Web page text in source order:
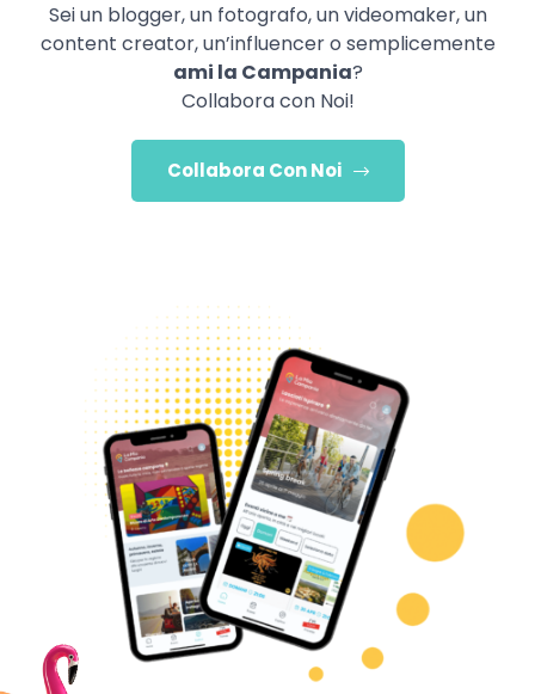
Sei un blogger, un fotografo, un videomaker, un
content creator, un’influencer o semplicemente
ami la Campania?
Collabora con Noi!
Collabora Con Noi